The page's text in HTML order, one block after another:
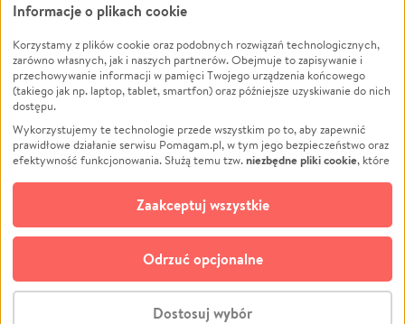
Leczenie
Zwierzęta
Pożar
Ukraina
Pomoc Finansowa
Projekty
Pogrzeb
Społeczność lokalna
Kultura
Powódź
Wichura
NGO
Edukacja
Podróż
Impreza
Ochrona środowiska
Biznes
© CROWDING SP. Z O.O.
Informacje o plikach cookie
Korzystamy z plików cookie oraz podobnych rozwiązań technologicznych,
zarówno własnych, jak i naszych partnerów. Obejmuje to zapisywanie i
przechowywanie informacji w pamięci Twojego urządzenia końcowego
(takiego jak np. laptop, tablet, smartfon) oraz późniejsze uzyskiwanie do nich
dostępu.
Wykorzystujemy te technologie przede wszystkim po to, aby zapewnić
prawidłowe działanie serwisu Pomagam.pl, w tym jego bezpieczeństwo oraz
efektywność funkcjonowania. Służą temu tzw.niezbędne pliki cookie, które
opcjonalnych plików cookie
technologii do celów analitycznych i retargetingowych. Możesz wyrazić
zgodę na ich stosowanie lub jej odmówić. W dowolnym momencie masz
możliwość zmiany swoich preferencji na stronie „Zarządzaj zgodami cookie”,
do której link znajdziesz w stopce serwisu Pomagam.pl. Opcjonalne pliki
cookie wykorzystywane są w następujących celach:
działanie serwisu Pomagam.pl. Dzięki nim możemy zrozumieć, jak
Dostosuj wybór
Odrzuć opcjonalne
Zaakceptuj wszystkie